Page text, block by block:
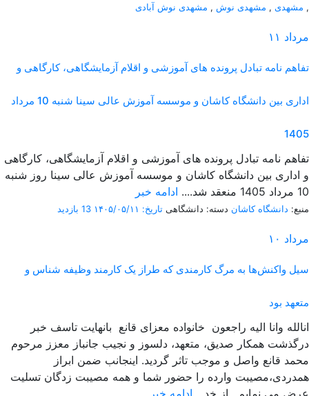
مشهدی , مشهدی نوش , مشهدی نوش آبادی ,
۱۱ مرداد
تفاهم نامه تبادل پرونده‌ های آموزشی و اقلام آزمایشگاهی، کارگاهی و
اداری بین دانشگاه کاشان و موسسه آموزش عالی سینا شنبه 10 مرداد
1405
تفاهم نامه تبادل پرونده‌ های آموزشی و اقلام آزمایشگاهی، کارگاهی
و اداری بین دانشگاه کاشان و موسسه آموزش عالی سینا روز شنبه
10 مرداد 1405 منعقد شد....
ادامه خبر
منبع: دانشگاه کاشان دسته: دانشگاهی تاریخ: ۱۴۰۵/۰۵/۱۱ 13 بازدید
۱۰ مرداد
سیل واکنش‌ها به مرگ کارمندی که طراز یک کارمند وظیفه شناس و
متعهد بود
انالله وانا الیه راجعون خانواده معزای قانع بانهایت تاسف خبر
درگذشت همکار صدیق، متعهد، دلسوز و نجیب جانباز معزز مرحوم
محمد قانع واصل و موجب تاثر گردید. اینجانب ضمن ابراز
همدردی،مصیبت وارده را حضور شما و همه مصیبت زدگان تسلیت
عرض می نمایم. از خد... ادامه خبر